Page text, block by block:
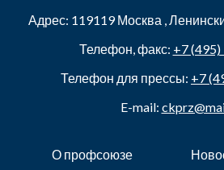
Адрес: 119119Москва ,
Телефон, факс: +7
Телефон для прессы: +7
E-mail:
О профсоюзе